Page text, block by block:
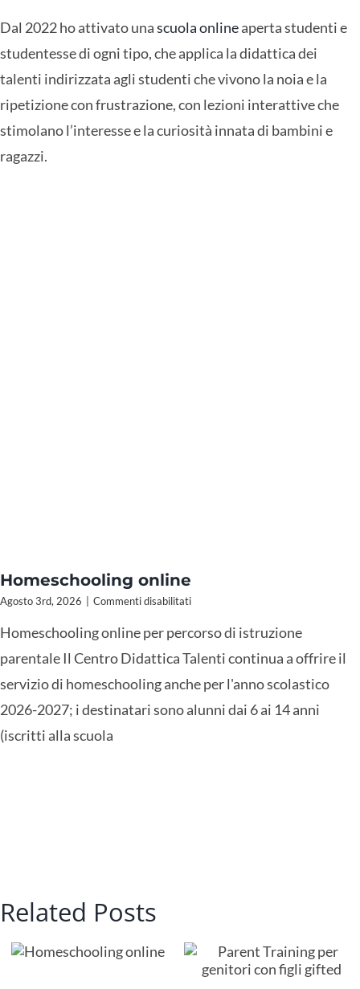
Dal 2022 ho attivato unascuola onlineaperta studenti e
studentesse di ogni tipo, che applica la didattica dei
talenti indirizzata agli studenti che vivono la noia e la
ripetizione con frustrazione, con lezioni interattive che
stimolano l’interesse e la curiosità innata di bambini e
ragazzi.
Homeschooling online
Agosto 3rd, 2026 Commenti disabilitatisu
online
Homeschooling online per percorso di istruzione
parentale Il Centro Didattica Talenti continua a offrire il
servizio di homeschooling anche per l'anno scolastico
2026-2027; i destinatari sono alunni dai 6 ai 14 anni
(iscritti alla scuola
Related Posts
per genitori con
indovinelli in